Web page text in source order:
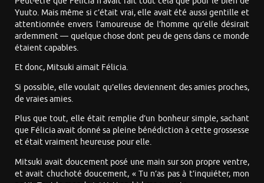
Yuuto. Mais même si c’était vrai, elle avait été aussi gentille et
attentionnée envers l’amoureuse de l’homme qu’elle désirait
ardemment — quelque chose dont peu de gens dans ce monde
étaient capables.
Et donc, Mitsuki aimait Félicia.
Si possible, elle voulait qu’elles deviennent des amies proches,
de vraies amies.
Plus que tout, elle était remplie d’un bonheur simple, sachant
que Félicia avait donné sa pleine bénédiction à cette grossesse
et était vraiment heureuse pour elle.
Mitsuki avait doucement posé une main sur son propre ventre,
et avait chuchoté doucement, « Tu n’as pas à t’inquiéter, mon